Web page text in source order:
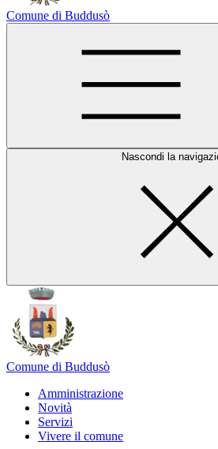
Comune di Buddusò
Nascondi la
Comune di Buddusò
Amministrazione
Novità
Servizi
Vivere il comune